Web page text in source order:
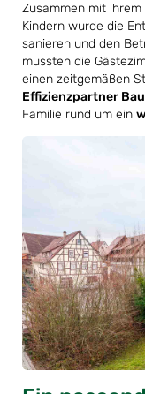
Zusammen mit
Kindern wurde die
sanieren und den
mussten die
einen zeitgemäßen
Effizienzpartner
Familie rund um ein